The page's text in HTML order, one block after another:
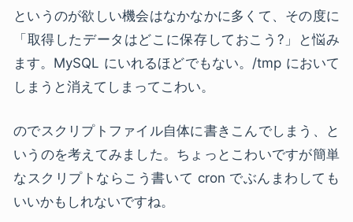
というのが欲しい機会はなかなかに多くて、その度に
「取得したデータはどこに保存しておこう?」と悩み
ます。MySQL にいれるほどでもない。/tmp において
しまうと消えてしまってこわい。
のでスクリプトファイル自体に書きこんでしまう、と
いうのを考えてみました。ちょっとこわいですが簡単
なスクリプトならこう書いて cron でぶんまわしても
いいかもしれないですね。